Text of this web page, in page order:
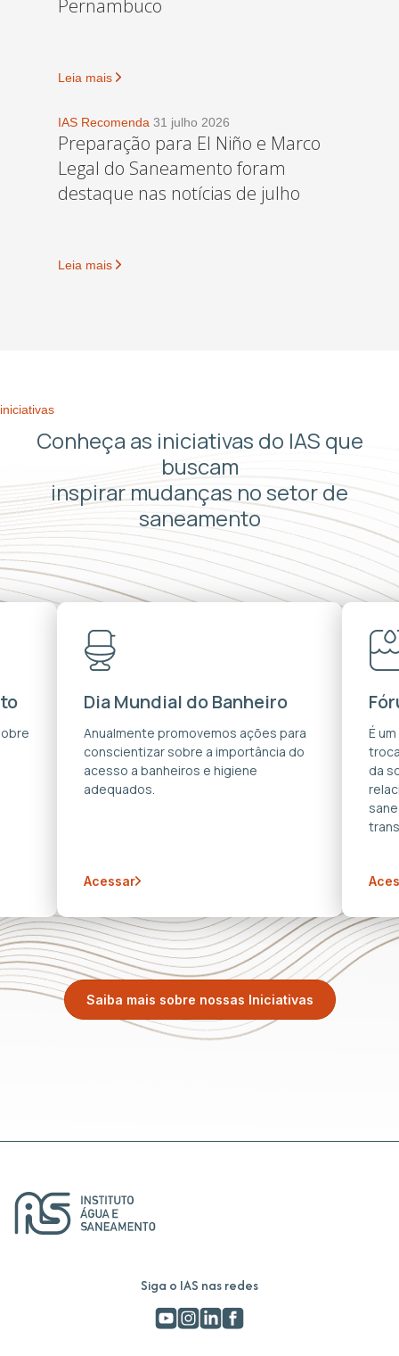
Pernambuco
Leia mais
IAS Recomenda 31 julho 2026
Preparação para El Niño e Marco
Legal do Saneamento foram
destaque nas notícias de julho
Leia mais
iniciativas
Conheça as iniciativas do IAS que
buscam
inspirar mudanças no setor de
saneamento
Dia Mundial do Banheiro
Anualmente promovemos ações para
conscientizar sobre a importância do
acesso a banheiros e higiene
adequados.
Acessar
É
da
Saiba mais sobre nossas Iniciativas
Siga o IAS nas redes